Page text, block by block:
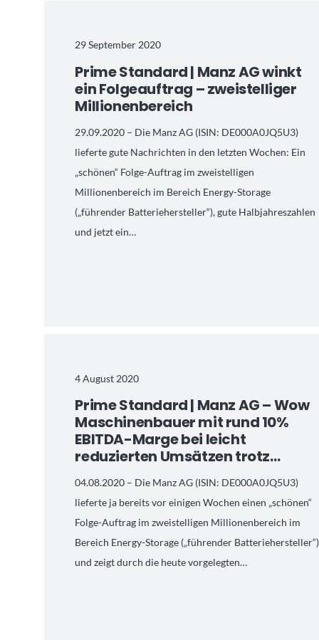
29 September 2020
Prime Standard | Manz AG winkt
ein Folgeauftrag – zweistelliger
Millionenbereich
29.09.2020 – Die Manz AG (ISIN: DE000A0JQ5U3)
lieferte gute Nachrichten in den letzten Wochen: Ein
„schönen“ Folge-Auftrag im zweistelligen
Millionenbereich im Bereich Energy-Storage
(„führender Batteriehersteller“), gute Halbjahreszahlen
und jetzt ein…
4 August 2020
Prime Standard | Manz AG – Wow
Maschinenbauer mit rund 10%
EBITDA-Marge bei leicht
reduzierten Umsätzen trotz…
04.08.2020 – Die Manz AG (ISIN: DE000A0JQ5U3)
lieferte ja bereits vor einigen Wochen einen „schönen“
Folge-Auftrag im zweistelligen Millionenbereich im
Bereich Energy-Storage („führender Batteriehersteller“)
und zeigt durch die heute vorgelegten…